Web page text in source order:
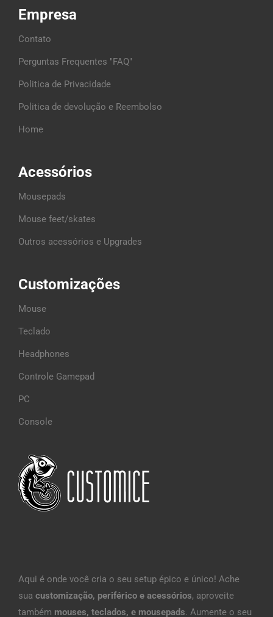
Aqui é onde você cria o seu setup épico e único! Ache
sua customização, periférico e acessórios, aproveite
também mouses, teclados, e mousepads. Aumente o seu
Customizações
Mouse
Teclado
Headphones
Controle Gamepad
PC
Console
Acessórios
Mousepads
Mouse feet/skates
Outros acessórios e Upgrades
Empresa
Contato
Perguntas Frequentes "FAQ"
Politica de Privacidade
Politica de devolução e Reembolso
Home